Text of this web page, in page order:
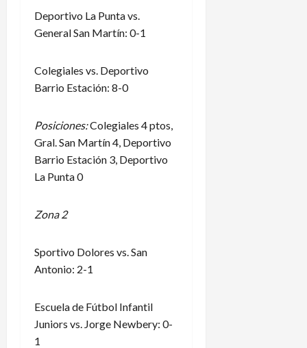
Deportivo La Punta vs.
General San Martín: 0-1
Colegiales vs. Deportivo
Barrio Estación: 8-0
Posiciones:Colegiales 4 ptos,
Gral. San Martín 4, Deportivo
Barrio Estación 3, Deportivo
La Punta 0
Zona 2
Sportivo Dolores vs. San
Antonio: 2-1
Escuela de Fútbol Infantil
Juniors vs. Jorge Newbery: 0-
1